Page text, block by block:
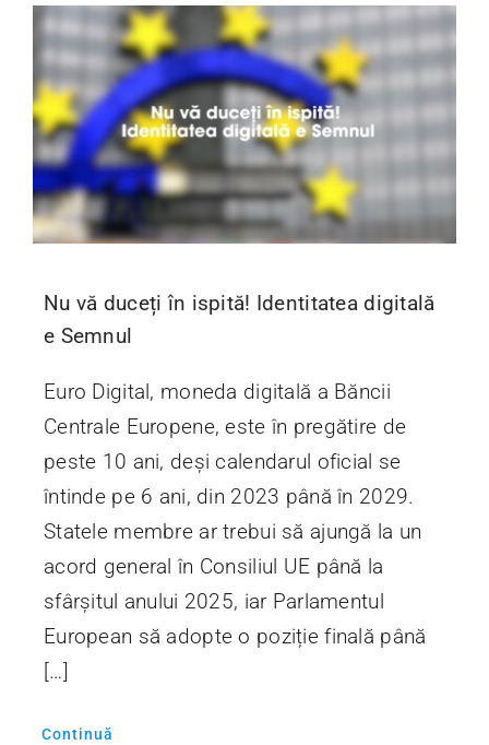
Nu vă duceți în ispită! Identitatea digitală
e Semnul
Euro Digital, moneda digitală a Băncii
Centrale Europene, este în pregătire de
peste 10 ani, deși calendarul oficial se
întinde pe 6 ani, din 2023 până în 2029.
Statele membre ar trebui să ajungă la un
acord general în Consiliul UE până la
sfârșitul anului 2025, iar Parlamentul
European să adopte o poziție finală până
[…]
Continuă